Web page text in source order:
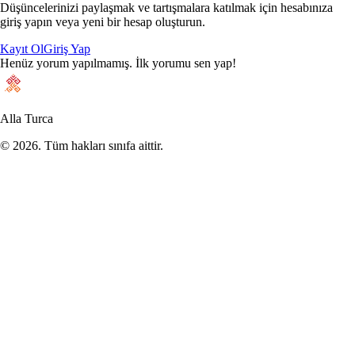
Düşüncelerinizi paylaşmak ve tartışmalara katılmak için hesabınıza
giriş yapın veya yeni bir hesap oluşturun.
Kayıt OlGiriş Yap
Henüz yorum yapılmamış. İlk yorumu sen yap!
Alla Turca
© 2026. Tüm hakları sınıfa aittir.